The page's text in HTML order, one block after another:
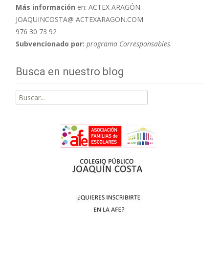
Más información en: ACTEX ARAGÓN:
JOAQUINCOSTA@ ACTEXARAGON.COM
976 30 73 92
Subvencionado por: programa Corresponsables.
Busca en nuestro blog
Buscar
por: